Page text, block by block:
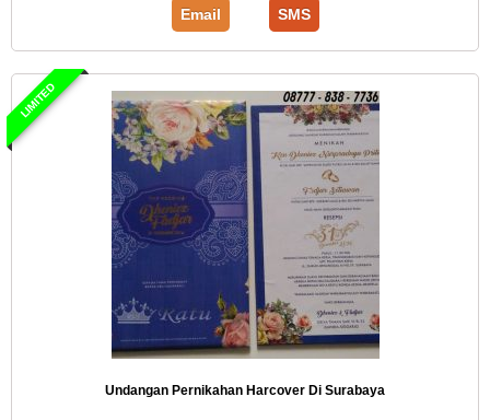
Email SMS
LIMITED
Undangan Pernikahan Harcover Di Surabaya